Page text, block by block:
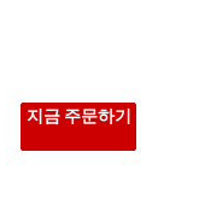
지금 주문하기